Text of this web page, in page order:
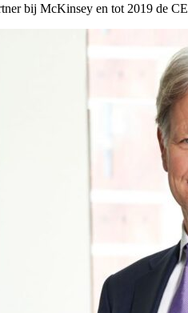
bij McKinsey en tot 2019 de